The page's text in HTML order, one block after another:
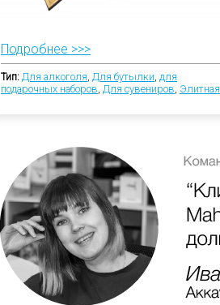
Подробнее >>>
Тип: Для алкоголя, Для бутылки, для
подарочных наборов, Для сувениров, Элитная